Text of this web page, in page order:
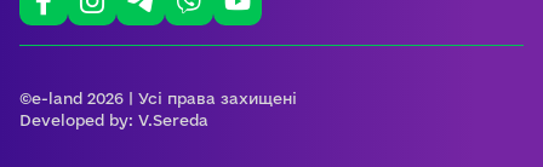
©e-land 2026 | Усі права захищені
Developed by: V.Sereda